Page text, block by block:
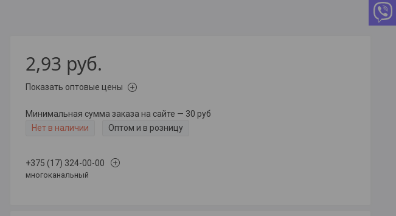
2,93 руб.
Показать оптовые цены
Минимальная сумма заказа на сайте — 30 руб
Нет в наличии
Оптом и в розницу
+375 (17) 324-00-00
многоканальный